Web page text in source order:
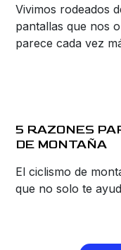
Vivimos rodeados
pantallas que nos
parece cada vez
5 RAZONES
DE MONTAÑA
El ciclismo de
que no solo te